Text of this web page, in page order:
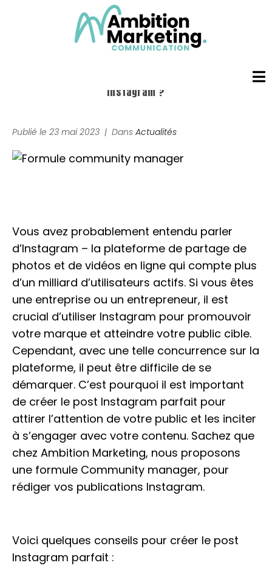
L’agence
Réalisations
Témoignages
Actualités
Contact
Instagram ?
Publié le 23 mai 2023 Dans Actualités
Vous avez probablement entendu parler
d’Instagram – la plateforme de partage de
photos et de vidéos en ligne qui compte plus
d’un milliard d’utilisateurs actifs. Si vous êtes
une entreprise ou un entrepreneur, il est
crucial d’utiliser Instagram pour promouvoir
votre marque et atteindre votre public cible.
Cependant, avec une telle concurrence sur la
plateforme, il peut être difficile de se
démarquer. C’est pourquoi il est important
de créer le post Instagram parfait pour
attirer l’attention de votre public et les inciter
à s’engager avec votre contenu. Sachez que
chez Ambition Marketing, nous proposons
une formule Community manager, pour
rédiger vos publications Instagram.
Voici quelques conseils pour créer le post
Instagram parfait :